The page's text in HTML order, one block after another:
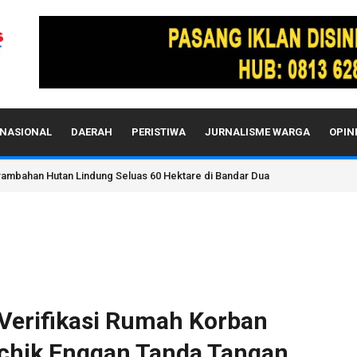
NASIONAL DAERAH PERISTIWA JURNALISME WARGA OPINI
Kawasan Hutan Bandar Dua Pidie Jaya?
Rumah Korban